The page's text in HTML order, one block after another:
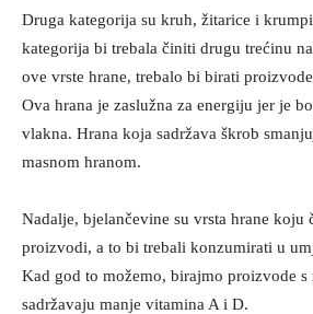
Druga kategorija su kruh, žitarice i
kategorija bi trebala činiti drugu trećinu
ove vrste hrane, trebalo bi birati
Ova hrana je zaslužna za energiju jer je
vlakna. Hrana koja sadržava škrob
masnom hranom.
Nadalje, bjelančevine su vrsta hrane
proizvodi, a to bi trebali konzumirati u
Kad god to možemo, birajmo proizvode s
sadržavaju manje vitamina A i D.